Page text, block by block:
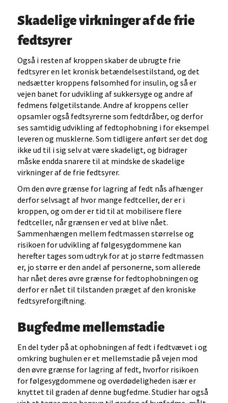
Skadelige virkninger af de frie
fedtsyrer
Også i resten af kroppen skaber de ubrugte frie
fedtsyrer en let kronisk betændelsestilstand, og det
nedsætter kroppens følsomhed for insulin, og så er
vejen banet for udvikling af sukkersyge og andre af
fedmens følgetilstande. Andre af kroppens celler
opsamler også fedtsyrerne som fedtdråber, og derfor
ses samtidig udvikling af fedtophobning i for eksempel
leveren og musklerne. Som tidligere anført ser det dog
ikke ud til i sig selv at være skadeligt, og bidrager
måske endda snarere til at mindske de skadelige
virkninger af de frie fedtsyrer.
Om den øvre grænse for lagring af fedt nås afhænger
derfor selvsagt af hvor mange fedtceller, der er i
kroppen, og om der er tid til at mobilisere flere
fedtceller, når grænsen er ved at blive nået.
Sammenhængen mellem fedtmassen størrelse og
risikoen for udvikling af følgesygdommene kan
herefter tages som udtryk for at jo større fedtmassen
er, jo større er den andel af personerne, som allerede
har nået deres øvre grænse for fedtophobningen og
derfor er nået til tilstanden præget af den kroniske
fedtsyreforgiftning.
Bugfedme mellemstadie
En del tyder på at ophobningen af fedt i fedtvævet i og
omkring bughulen er et mellemstadie på vejen mod
den øvre grænse for lagring af fedt, hvorfor risikoen
for følgesygdommene og overdødeligheden især er
knyttet til graden af denne bugfedme. Studier har også